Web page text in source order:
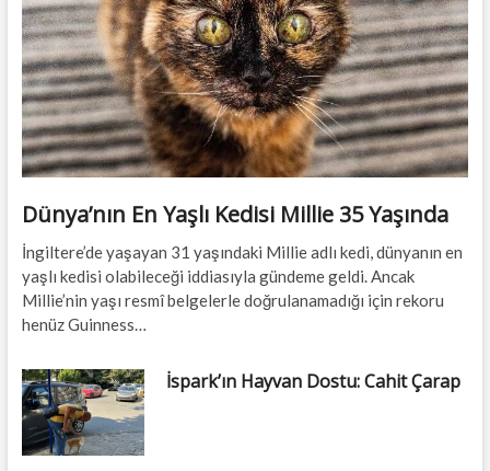
Dünya’nın En Yaşlı Kedisi Millie 35 Yaşında
İngiltere’de yaşayan 31 yaşındaki Millie adlı kedi, dünyanın en
yaşlı kedisi olabileceği iddiasıyla gündeme geldi. Ancak
Millie’nin yaşı resmî belgelerle doğrulanamadığı için rekoru
henüz Guinness…
İspark’ın Hayvan Dostu: Cahit Çarap